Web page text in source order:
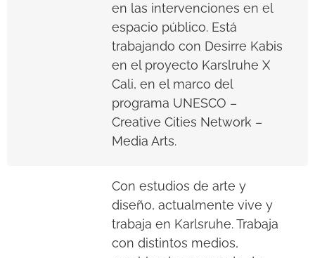
en las intervenciones en el
espacio público. Está
trabajando con Desirre Kabis
en el proyecto Karslruhe X
Cali, en el marco del
programa UNESCO –
Creative Cities Network –
Media Arts.
Con estudios de arte y
diseño, actualmente vive y
trabaja en Karlsruhe. Trabaja
con distintos medios,